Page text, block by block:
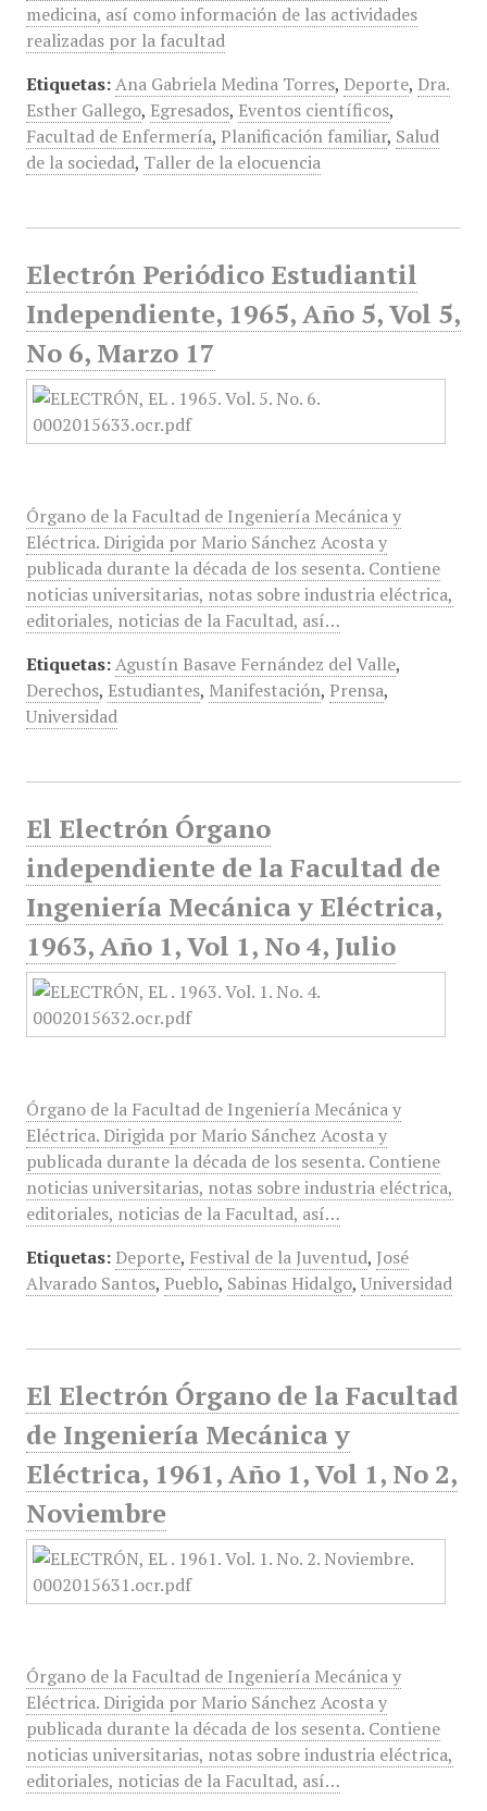
medicina, así como información de las actividades
realizadas por la facultad
Etiquetas: Ana Gabriela Medina Torres, Deporte, Dra.
Esther Gallego, Egresados, Eventos científicos,
Facultad de Enfermería, Planificación familiar, Salud
de la sociedad, Taller de la elocuencia
Electrón Periódico Estudiantil
Independiente, 1965, Año 5, Vol 5,
No 6, Marzo 17
Órgano de la Facultad de Ingeniería Mecánica y
Eléctrica. Dirigida por Mario Sánchez Acosta y
publicada durante la década de los sesenta. Contiene
noticias universitarias, notas sobre industria eléctrica,
editoriales, noticias de la Facultad, así…
Etiquetas: Agustín Basave Fernández del Valle,
Derechos, Estudiantes, Manifestación, Prensa,
Universidad
El Electrón Órgano
independiente de la Facultad de
Ingeniería Mecánica y Eléctrica,
1963, Año 1, Vol 1, No 4, Julio
Órgano de la Facultad de Ingeniería Mecánica y
Eléctrica. Dirigida por Mario Sánchez Acosta y
publicada durante la década de los sesenta. Contiene
noticias universitarias, notas sobre industria eléctrica,
editoriales, noticias de la Facultad, así…
Etiquetas: Deporte, Festival de la Juventud, José
Alvarado Santos, Pueblo, Sabinas Hidalgo, Universidad
El Electrón Órgano de la Facultad
de Ingeniería Mecánica y
Eléctrica, 1961, Año 1, Vol 1, No 2,
Noviembre
Órgano de la Facultad de Ingeniería Mecánica y
Eléctrica. Dirigida por Mario Sánchez Acosta y
publicada durante la década de los sesenta. Contiene
noticias universitarias, notas sobre industria eléctrica,
editoriales, noticias de la Facultad, así…